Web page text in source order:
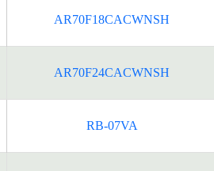
AR70F18CACWNSH
AR70F24CACWNSH
RB-07VA